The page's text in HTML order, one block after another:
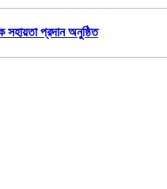
সহায়তা প্রদান অনুষ্ঠিত